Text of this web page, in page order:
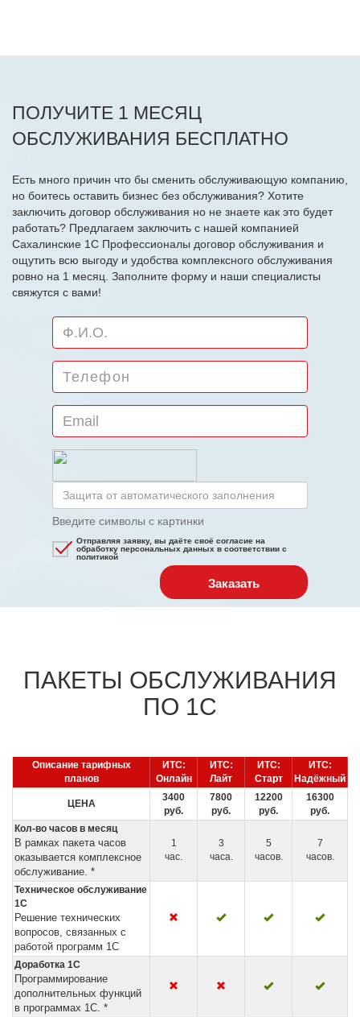
ПОЛУЧИТЕ 1 МЕСЯЦ
ОБСЛУЖИВАНИЯ БЕСПЛАТНО
Есть много причин что бы сменить обслуживающую компанию,
но боитесь оставить бизнес без обслуживания? Хотите
заключить договор обслуживания но не знаете как это будет
работать? Предлагаем заключить с нашей компанией
Сахалинские 1С Профессионалы договор обслуживания и
ощутить всю выгоду и удобства комплексного обслуживания
ровно на 1 месяц. Заполните форму и наши специалисты
свяжутся с вами!
Введите символы с картинки
Отправляя заявку, вы даёте своё согласие на
обработку персональных данных в соответствии с
политикой
ПАКЕТЫ ОБСЛУЖИВАНИЯ
ПО 1С
Описание тарифных
планов
ИТС:
Онлайн
ИТС:
Лайт
ИТС:
Старт
ИТС:
Надёжный
ЦЕНА
3400
руб.
7800
руб.
12200
руб.
16300
руб.
Кол-во часов в месяц
В рамках пакета часов
оказывается комплексное
обслуживание. *
1
час.
3
часа.
5
часов.
7
часов.
Техническое обслуживание
1С
Решение технических
вопросов, связанных с
работой программ 1С
Доработка 1С
Программирование
дополнительных функций
в программах 1С. *